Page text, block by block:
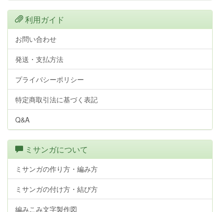
利用ガイド
お問い合わせ
発送・支払方法
プライバシーポリシー
特定商取引法に基づく表記
Q&A
ミサンガについて
ミサンガの作り方・編み方
ミサンガの付け方・結び方
編みこみ文字製作図